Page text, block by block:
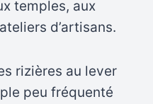
temples, aux
d’artisans.
rizières au lever
peu fréquenté